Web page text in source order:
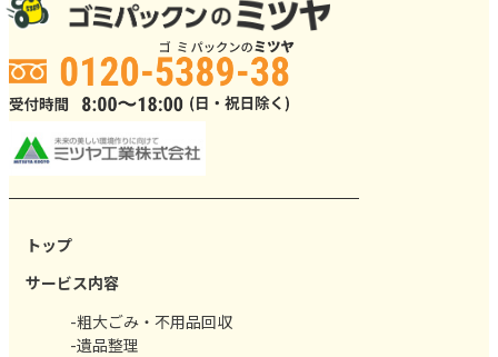
トップ
サービス内容
-粗大ごみ・不用品回収
-遺品整理